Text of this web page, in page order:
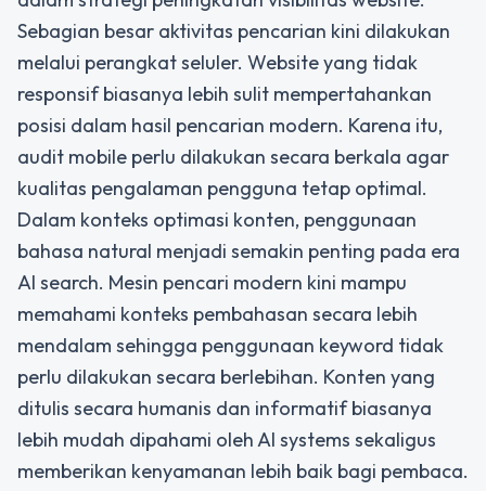
Sebagian besar aktivitas pencarian kini dilakukan
melalui perangkat seluler. Website yang tidak
responsif biasanya lebih sulit mempertahankan
posisi dalam hasil pencarian modern. Karena itu,
audit mobile perlu dilakukan secara berkala agar
kualitas pengalaman pengguna tetap optimal.
Dalam konteks optimasi konten, penggunaan
bahasa natural menjadi semakin penting pada era
AI search. Mesin pencari modern kini mampu
memahami konteks pembahasan secara lebih
mendalam sehingga penggunaan keyword tidak
perlu dilakukan secara berlebihan. Konten yang
ditulis secara humanis dan informatif biasanya
lebih mudah dipahami oleh AI systems sekaligus
memberikan kenyamanan lebih baik bagi pembaca.